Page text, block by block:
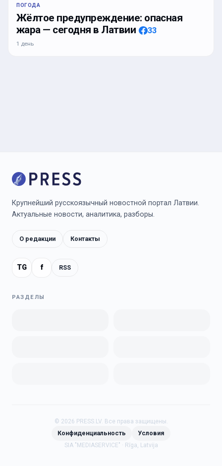
ПОГОДА
Жёлтое предупреждение: опасная
жара — сегодня в Латвии
33
1 день
Крупнейший русскоязычный новостной портал Латвии.
Актуальные новости, аналитика, разборы.
О редакции Контакты
TG f RSS
РАЗДЕЛЫ
© 2026 PRESS.LV. Все права защищены.
Конфиденциальность Условия
SIA "MEDIASERVICE" · Rīga, Latvija